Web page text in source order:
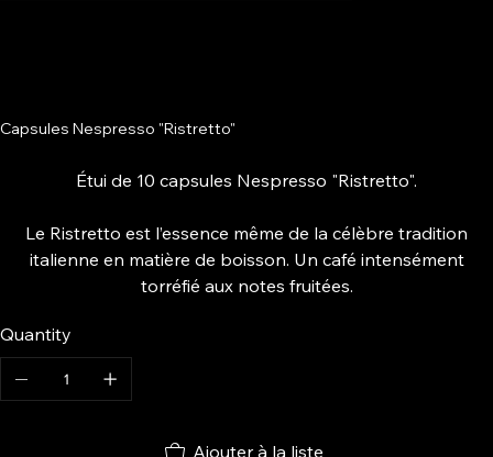
Capsules Nespresso "Ristretto"
Étui de 10 capsules Nespresso "Ristretto".
Le Ristretto est l’essence même de la célèbre tradition
italienne en matière de boisson. Un café intensément
torréfié aux notes fruitées.
Quantity
Ajouter à la liste